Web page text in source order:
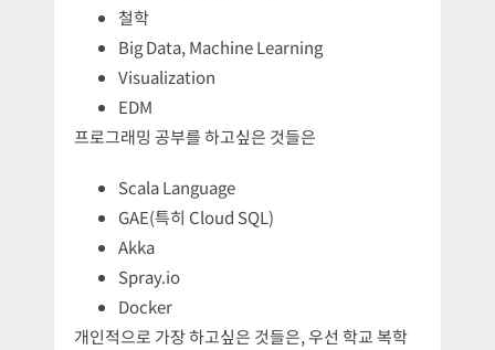
철학
Big Data, Machine Learning
Visualization
EDM
프로그래밍 공부를 하고싶은 것들은
Scala Language
GAE(특히 Cloud SQL)
Akka
Spray.io
Docker
개인적으로 가장 하고싶은 것들은, 우선 학교 복학